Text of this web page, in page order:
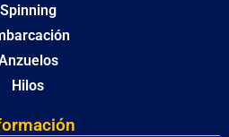
Spinning
Hilos